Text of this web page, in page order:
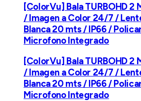
[ColorVu] Bala TURBOHD
/ Imagen a Color 24/7 /
Blanca 20 mts / IP66 /
Microfono Integrado
[ColorVu] Bala TURBOHD
/ Imagen a Color 24/7 /
Blanca 20 mts / IP66 /
Microfono Integrado